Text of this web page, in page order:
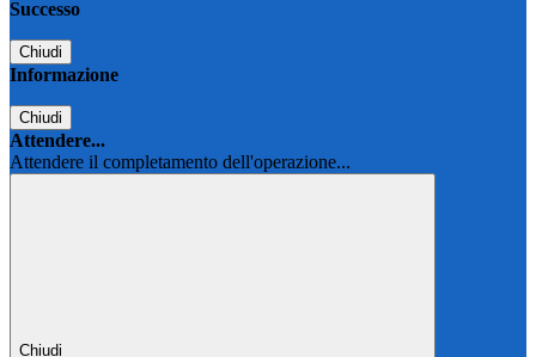
Successo
Chiudi
Informazione
Chiudi
Attendere...
Attendere il completamento dell'operazione...
Chiudi